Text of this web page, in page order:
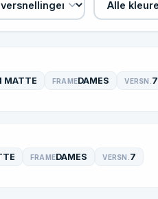
MATTE FRAMEDAMES VERSN. 7
FRAMEDAMES VERSN. 7